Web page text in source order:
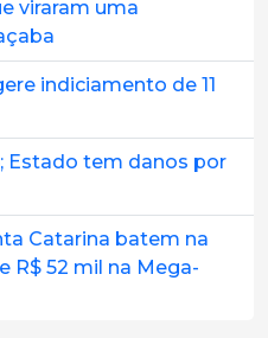
viraram uma
indiciamento de 11
Estado tem danos por
Catarina batem na
R$ 52 mil na Mega-